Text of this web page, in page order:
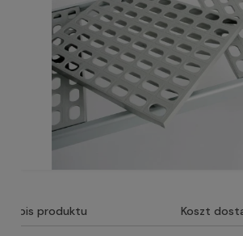
Opis produktu Koszt